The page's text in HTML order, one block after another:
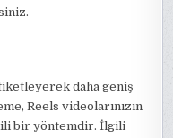
daha geniş
Reels videolarınızın
bir yöntemdir. İlgili